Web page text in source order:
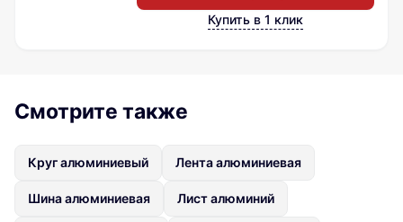
Купить в 1 клик
Смотрите также
Круг алюминиевый Лента алюминиевая
Шина алюминиевая Лист алюминий